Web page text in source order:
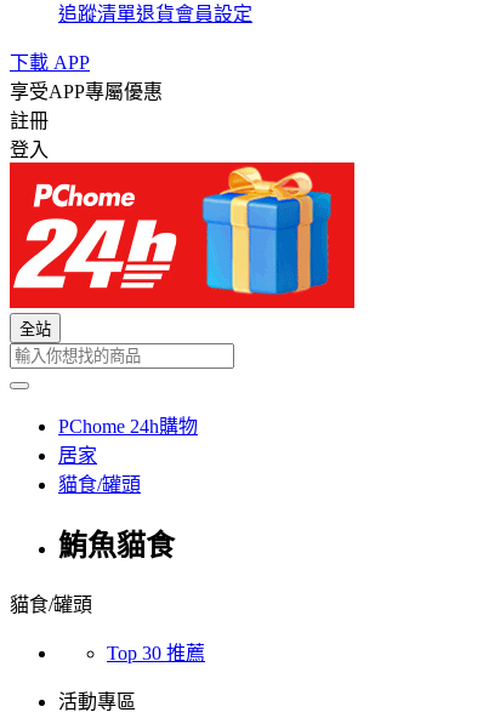
追蹤清單退貨會員設定
下載 APP
享受APP專屬優惠
註冊
登入
全站
PChome 24h購物
居家
貓食/罐頭
鮪魚貓食
貓食/罐頭
Top 30 推薦
活動專區